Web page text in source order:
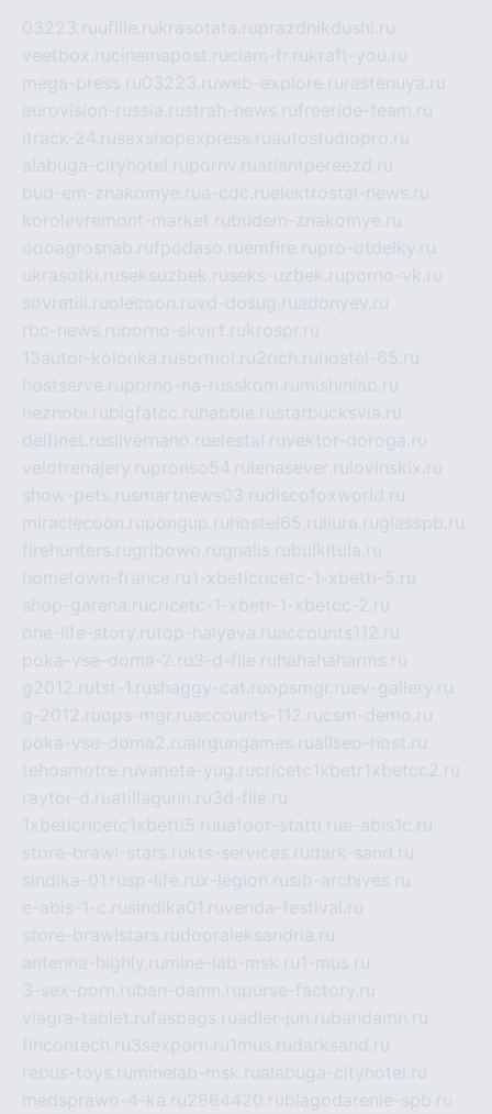
03223.ruufille.rukrasotata.ruprazdnikdushi.ru
veetbox.rucinemapost.ruciam-fr.rukraft-you.ru
mega-press.ru03223.ruweb-explore.ru rastenuya.ru
eurovision-russia.rustrah-news.rufreeride-team.ru
itrack-24.rusexshopexpress.ruautostudiopro.ru
alabuga-cityhotel.rupornv.ruatlantpereezd.ru
bud-em-znakomye.rua-cdc.ruelektrostal-news.ru
korolevremont-market.rubudem-znakomye.ru
oooagrosnab.rufpodaso.ruemfire.rupro-otdelky.ru
ukrasotki.ruseksuzbek.ruseks-uzbek.ruporno-vk.ru
sovratili.ruolecoon.ruvd-dosug.ruadonyev.ru
rbc-news.ruporno-skvirt.rukrospr.ru
13autor-kolonka.rusormol.ru2rich.ru hostel-65.ru
hostserve.ruporno-na-russkom.ru mishinlab.ru
neznobi.rubigfatcc.ru habble.rustarbucksvia.ru
delfinet.rusilvernano.ruelestal.ruvektor-doroga.ru
velotrenajery.rupronso54.ru lenasever.ru lovinskix.ru
show-pets.rusmartnews03.rudiscofoxworld.ru
miraclecoon.rupongup.ru hostel65.ru liura.ruglasspb.ru
firehunters.rugribowo.rugnalis.rubulkitula.ru
hometown-france.ru1-xbeticricetc-1-xbetti-5.ru
shop-garena.rucricetc-1-xbetr-1-xbetcc-2.ru
one-life-story.rutop-halyava.ruaccounts112.ru
poka-vse-doma-2.ru3-d-file.ru hahahaharms.ru
g2012.rutst-1.rushaggy-cat.ruopsmgr.ruev-gallery.ru
g-2012.ruops-mgr.ruaccounts-112.rucsm-demo.ru
poka-vse-doma2.ruairgungames.ruallseo-host.ru
tehosmotre.ruvarieta-yug.rucricetc1xbetr1xbetcc2.ru
raytor-d.ruatillagunn.ru3d-file.ru
1xbeticricetc1xbetti5.ruuafoot-statti.rue-abis1c.ru
store-brawl-stars.rukts-services.rudark-sand.ru
sindika-01.rusp-life.rux-legion.rusib-archives.ru
e-abis-1-c.rusindika01.ruvenda-festival.ru
store-brawlstars.rudooraleksandria.ru
antenna-highly.ru mine-lab-msk.ru1-mus.ru
3-sex-porn.ruban-damn.rupurse-factory.ru
viagra-tablet.rufasbags.ruadler-jun.rubandamn.ru
fincontech.ru3sexporn.ru1mus.rudarksand.ru
rebus-toys.ru minelab-msk.rualabuga-cityhotel.ru
medsprawo-4-ka.ru2864420.rublagodarenie-spb.ru